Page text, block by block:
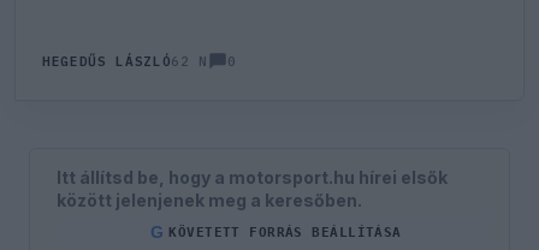
HEGEDŰS LÁSZLÓ62 N 0
Itt állítsd be, hogy a motorsport.hu hírei elsők
között jelenjenek meg a keresőben.
G KÖVETETT FORRÁS BEÁLLÍTÁSA